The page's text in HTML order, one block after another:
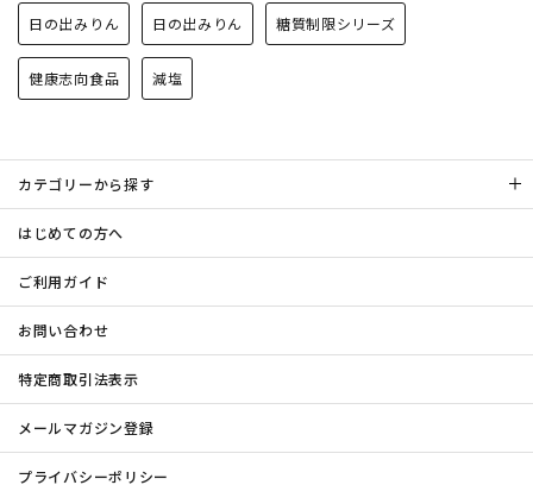
日の出みりん 日の出みりん 糖質制限シリーズ
健康志向食品 減塩
カテゴリーから探す
はじめての方へ
ご利用ガイド
お問い合わせ
特定商取引法表示
メールマガジン登録
プライバシーポリシー